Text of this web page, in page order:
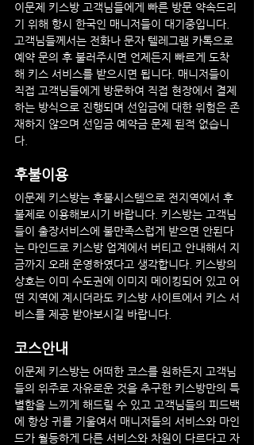
이문제 키스방 고객님들에게 빠른 방문 약속드리
기 위해 항시 한국인 매니저들이 대기중입니다.
고객님들께서는 전화나 문자 텔레그램 카톡으로
예약 문의 후 불러주시면 언제든지 빠르게 도착
해 키스 서비스를 받으시면 됩니다. 매니저들이
직접 고객님들에게 방문하여 직접 현장에서 결제
하는 방식으로 진행되며 선입금에 대한 위험은 존
재하지 않으며 선입금 예약금 문제 된적 없습니
다.
후불이용
이문제 키스방는 후불시스템으로 전지역에서 후
불제로 이용해보시기 바랍니다. 키스방는 고객님
들이 출장서비스에 불만족스럽게 받으면 안된다
는 마인드로 키스방 업계에서 버티고 안내해서 지
금까지 오래 운영하였다고 생각합니다. 키스방의
상호는 이미 수도권에 이미지 메이킹되어 있고 어
떤 지역에 계시더라도 키스방 사이트에서 키스 서
비스를 제공 받아보시길 바랍니다.
코스안내
이문제 키스방는 어떠한 코스를 원하든지 고객님
들의 위주로 자유로운 것을 추구한 키스방만의 특
별함을 느끼게 해드릴 수 있고 고객님들의 피드백
에 항상 귀를 기울여서 매니저들의 서비스와 마인
드가 월등하게 다른 서비스와 차원이 다르다고 자